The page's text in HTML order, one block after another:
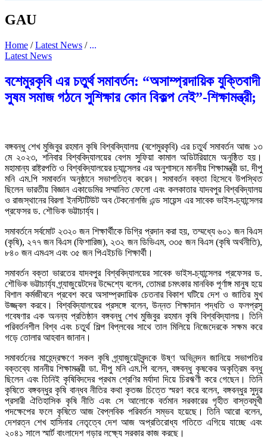
GAU
Home /Latest News / ...
Latest News
বশেমুরকৃবি এর চতুর্থ সমাবর্তন: “অসাম্প্রদায়িক যুক্তিবাদী
সুষম সমাজ গঠনে সুশিক্ষার কোন বিকল্প নেই”-শিক্ষামন্ত্রী;
বঙ্গবন্ধু শেখ মুজিবুর রহমান কৃষি বিশ্ববিদ্যালয় (বশেমুরকৃবি) এর চতুর্থ সমাবর্তন আজ ১৩
মে ২০২৩, শনিবার বিশ্ববিদ্যালয়ের বেগম সুফিয়া কামাল অডিটরিয়ামে অনুষ্ঠিত হয়।
মহামান্য রাষ্ট্রপতি ও বিশ্ববিদ্যালয়ের চ্যান্সেলর এর অনুশাসনে মাননীয় শিক্ষামন্ত্রী ডা. দীপু
মনি এম.পি সমাবর্তন অনুষ্ঠানে সভাপতিত্ব করেন। সমাবর্তন বক্তা হিসেবে উপস্থিত
ছিলেন ভারতীয় বিজ্ঞান একাডেমির সম্মানিত ফেলো এবং কলকাতার যাদবপুর বিশ্ববিদ্যালয়
ও রাজস্থানের বিরলা ইনস্টিটিউট অব টেকনোলজি এন্ড সায়েন্স এর সাবেক ভাইস-চ্যান্সেলর
প্রফেসর ড. শৌভিক ভট্টাচার্য্য।
সমাবর্তনে সর্বমোট ২৩২০ জন শিক্ষার্থীকে ডিগ্রি প্রদান করা হয়, তম্মধ্যে ৬০১ জন বিএস
(কৃষি), ২৭৭ জন বিএস (ফিশারিজ), ২৩২ জন ডিভিএম, ৩৩৫ জন বিএস (কৃষি অর্থনীতি),
৮৪০ জন এমএস এবং ৩৫ জন পিএইচডি শিক্ষার্থী।
সমাবর্তন বক্তা ভারতের যাদবপুর বিশ্ববিদ্যালয়ের সাবেক ভাইস-চ্যান্সেলর প্রফেসর ড.
শৌভিক ভট্টাচার্য্য গ্র্যাজুয়েটদের উদ্দেশ্যে বলেন, তোমরা চমৎকার মানবিক পূর্ণাঙ্গ মানুষ হয়ে
বিশাল কর্মজীবনে প্রবেশ করে অসাম্প্রদায়িক চেতনার বিকাশ ঘটিয়ে দেশ ও জাতির মুখ
উজ্জ্বল করবে। বিশ্ববিদ্যালয়ের প্রসঙ্গে বলেন, উন্নত শিক্ষাদান পদ্ধতি ও ফলপ্রসু
গবেষণার এক অনন্য প্রতিষ্ঠান বঙ্গবন্ধু শেখ মুজিবুর রহমান কৃষি বিশ্ববিদ্যালয়। তিনি
পরিবর্তনশীল বিশ্ব এবং চতুর্থ শিল্প বিপ্লবের সাথে তাল মিলিয়ে নিজেদেরকে সক্ষম করে
গড়ে তোলার আহবান জানান।
সমাবর্তনের মাহেন্দ্রক্ষণে সকল কৃষি গ্র্যাজুয়েটবৃন্দকে উষ্ণ অভিনন্দন জানিয়ে সভাপতির
বক্তব্যে মাননীয় শিক্ষামন্ত্রী ডা. দীপু মনি এম.পি বলেন, বঙ্গবন্ধু কৃষকের অকৃত্রিম বন্ধু
ছিলেন এবং তিনিই কৃষিবিদদের প্রথম শ্রেণির মর্যাদা দিয়ে চিরঋণী করে গেছেন। তিনি
কৃষিতে বঙ্গবন্ধুর কৃষি বান্ধব নীতির কথা কৃতজ্ঞ চিত্তে স্মরণ করে বলেন, বঙ্গবন্ধুর সুদূর
প্রসারী ঐতিহাসিক কৃষি নীতি এবং সে আলোকে বর্তমান সরকারের গৃহীত বাস্তবমূখী
পদক্ষেপের ফলে কৃষিতে আজ বৈপ্লবিক পরিবর্তন সম্ভব হয়েছে। তিনি আরো বলেন,
দেশরত্ন শেখ হাসিনার নেতৃত্বে দেশ আজ অপ্রতিরোধ্য গতিতে এগিয়ে যাচ্ছে এবং
২০৪১ সালে স্মার্ট বাংলাদেশ গড়ার লক্ষ্যে সরকার কাজ করছে।